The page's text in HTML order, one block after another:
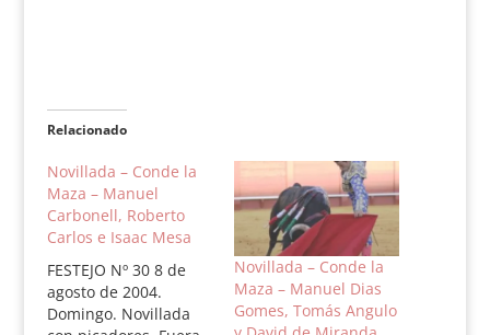
Relacionado
Novillada – Conde la
Maza – Manuel
Carbonell, Roberto
Carlos e Isaac Mesa
FESTEJO Nº 30 8 de
agosto de 2004.
Domingo. Novillada
Novillada – Conde la
Maza – Manuel Dias
Gomes, Tomás Angulo